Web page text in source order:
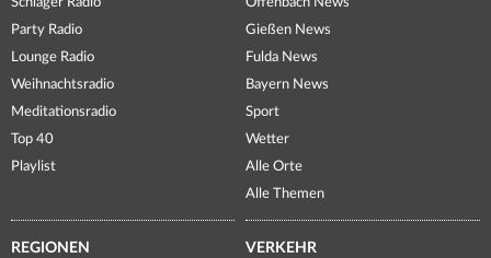
Schlager Radio
Party Radio
Lounge Radio
Weihnachtsradio
Meditationsradio
Top 40
Playlist
Offenbach News
Gießen News
Fulda News
Bayern News
Sport
Wetter
Alle Orte
Alle Themen
REGIONEN VERKEHR